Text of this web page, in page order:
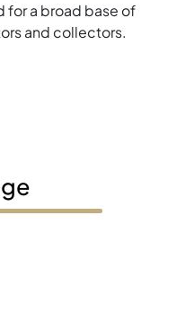
for a broad base of
and collectors.